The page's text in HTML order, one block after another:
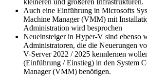
Auch eine Einführung in Microsofts
Machine Manager (VMM) mit
Administration wird besprochen
Neueinsteiger in Hyper-V sind ebenso
Administratoren, die die Neuerungen
V-Server 2022 / 2025 kennlernen
(Einführung / Einstieg) in den System
Manager (VMM) benötigen.